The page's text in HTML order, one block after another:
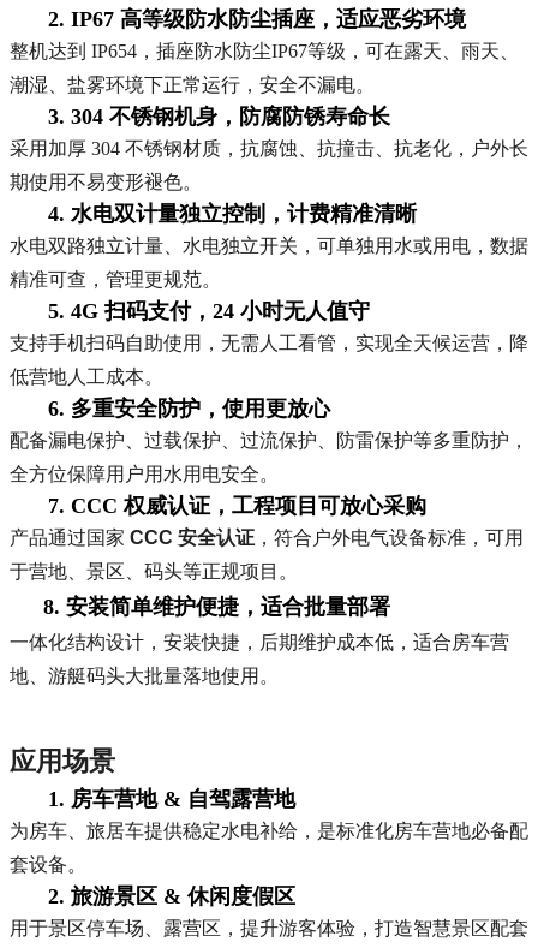
2. IP67 高等级防水防尘插座，适应恶劣环境
整机达到 IP654，插座防水防尘IP67等级，可在露天、雨天、
潮湿、盐雾环境下正常运行，安全不漏电。
3. 304 不锈钢机身，防腐防锈寿命长
采用加厚 304 不锈钢材质，抗腐蚀、抗撞击、抗老化，户外长
期使用不易变形褪色。
4. 水电双计量独立控制，计费精准清晰
水电双路独立计量、水电独立开关，可单独用水或用电，数据
精准可查，管理更规范。
5. 4G 扫码支付，24 小时无人值守
支持手机扫码自助使用，无需人工看管，实现全天候运营，降
低营地人工成本。
6. 多重安全防护，使用更放心
配备漏电保护、过载保护、过流保护、防雷保护等多重防护，
全方位保障用户用水用电安全。
7. CCC 权威认证，工程项目可放心采购
产品通过国家 CCC 安全认证 ，符合户外电气设备标准，可用
于营地、景区、码头等正规项目。
8. 安装简单维护便捷，适合批量部署
一体化结构设计，安装快捷，后期维护成本低，适合房车营
地、游艇码头大批量落地使用。
应用场景
1. 房车营地 & 自驾露营地
为房车、旅居车提供稳定水电补给，是标准化房车营地必备配
套设备。
2. 旅游景区 & 休闲度假区
用于景区停车场、露营区，提升游客体验，打造智慧景区配套